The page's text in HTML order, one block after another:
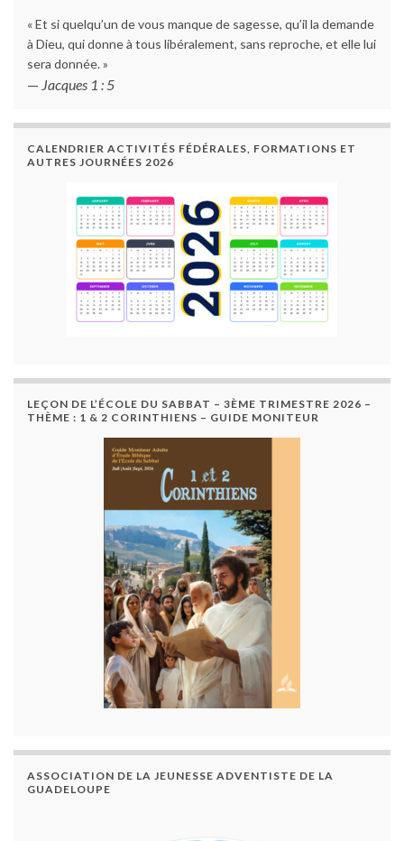
« Et si quelqu’un de vous manque de sagesse, qu’il la demande
à Dieu, qui donne à tous libéralement, sans reproche, et elle lui
sera donnée. »
— Jacques 1 : 5
CALENDRIER ACTIVITÉS FÉDÉRALES, FORMATIONS ET
AUTRES JOURNÉES 2026
LEÇON DE L’ÉCOLE DU SABBAT – 3ÈME TRIMESTRE 2026 –
THÈME : 1 & 2 CORINTHIENS – GUIDE MONITEUR
ASSOCIATION DE LA JEUNESSE ADVENTISTE DE LA
GUADELOUPE